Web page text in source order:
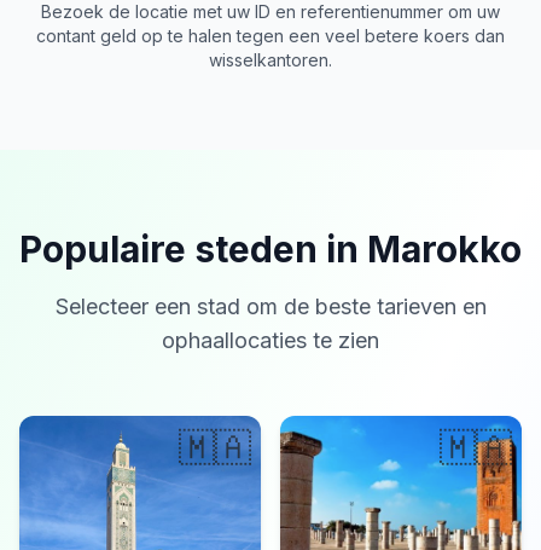
Bezoek de locatie met uw ID en referentienummer om uw
contant geld op te halen tegen een veel betere koers dan
wisselkantoren.
Populaire steden in Marokko
Selecteer een stad om de beste tarieven en
ophaallocaties te zien
🇲🇦 🇲🇦